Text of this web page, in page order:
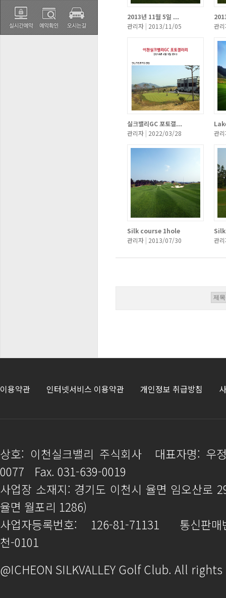
2013년 11월 5일 ...
관리자 | 2013/11/05
관
실크밸리GC 포토갤...
관리자 | 2022/03/28
관
Silk course 1hole
관리자 | 2013/07/30
관
이용약관 인터넷서비스 이용약관 개인정보 취급방침
상호: 이천실크밸리 주식회사
대표자명: 우
0077
Fax. 031-639-0019
사업장 소재지: 경기도 이천시 율면 임오산로
율면 월포리 1286)
사업자등록번호: 126-81-71131
통신판
천-0101
@ICHEON SILKVALLEY Golf Club. All